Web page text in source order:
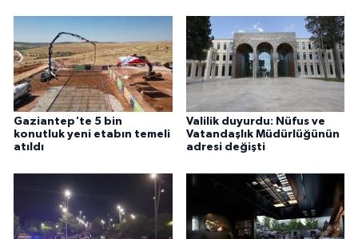
Gaziantep'te 5 bin
konutluk yeni etabın temeli
atıldı
Valilik duyurdu: Nüfus ve
Vatandaşlık Müdürlüğünün
adresi değişti